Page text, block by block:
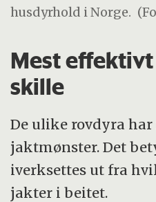
husdyrhold i Norge.
Mest
skille
De ulike rovdyra
jaktmønster. Det
iverksettes ut fra
jakter i beitet.